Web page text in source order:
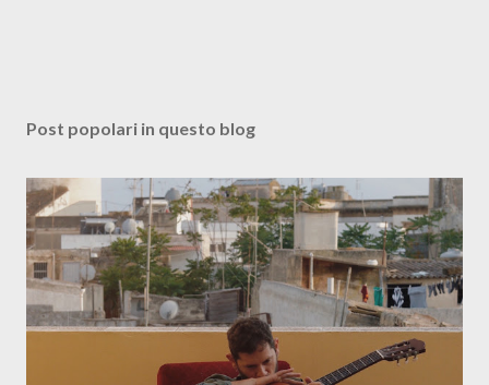
Post popolari in questo blog